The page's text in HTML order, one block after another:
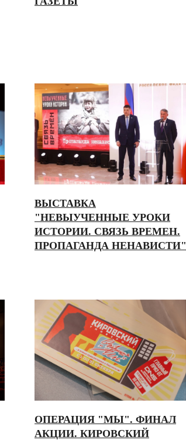
ВЫСТАВКА
"НЕВЫУЧЕННЫЕ УРОКИ
ИСТОРИИ. СВЯЗЬ ВРЕМЕН.
ПРОПАГАНДА НЕНАВИСТИ"
ОПЕРАЦИЯ "МЫ". ФИНАЛ
АКЦИИ. КИРОВСКИЙ